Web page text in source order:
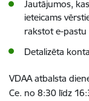
Jautājumos,
ieteicams
rakstot e-pastu
Detalizēta
VDAA atbalsta
Ce. no 8:30 līdz